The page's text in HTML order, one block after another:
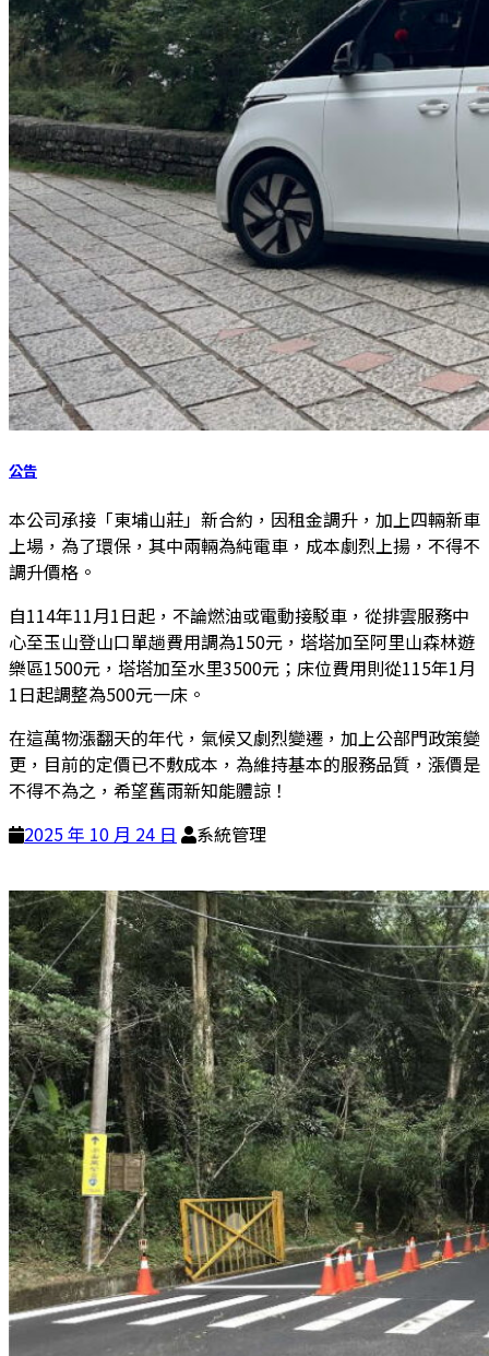
公告
本公司承接「東埔山莊」新合約，因租金調升，加上四輛新車
上場，為了環保，其中兩輛為純電車，成本劇烈上揚，不得不
調升價格。
自114年11月1日起，不論燃油或電動接駁車，從排雲服務中
心至玉山登山口單趟費用調為150元，塔塔加至阿里山森林遊
樂區1500元，塔塔加至水里3500元；床位費用則從115年1月
1日起調整為500元一床。
在這萬物漲翻天的年代，氣候又劇烈變遷，加上公部門政策變
更，目前的定價已不敷成本，為維持基本的服務品質，漲價是
不得不為之，希望舊雨新知能體諒！
2025 年 10 月 24 日
系統管理